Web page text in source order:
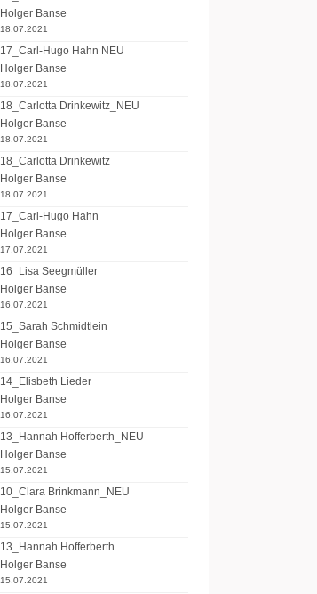
Holger Banse
18.07.2021
17_Carl-Hugo Hahn NEU
Holger Banse
18.07.2021
18_Carlotta Drinkewitz_NEU
Holger Banse
18.07.2021
18_Carlotta Drinkewitz
Holger Banse
18.07.2021
17_Carl-Hugo Hahn
Holger Banse
17.07.2021
16_Lisa Seegmüller
Holger Banse
16.07.2021
15_Sarah Schmidtlein
Holger Banse
16.07.2021
14_Elisbeth Lieder
Holger Banse
16.07.2021
13_Hannah Hofferberth_NEU
Holger Banse
15.07.2021
10_Clara Brinkmann_NEU
Holger Banse
15.07.2021
13_Hannah Hofferberth
Holger Banse
15.07.2021